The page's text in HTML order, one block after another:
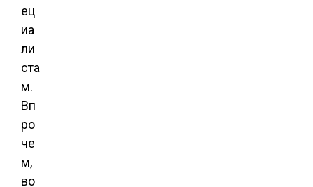
ец
иа
ли
ста
м.
Вп
ро
че
м,
во